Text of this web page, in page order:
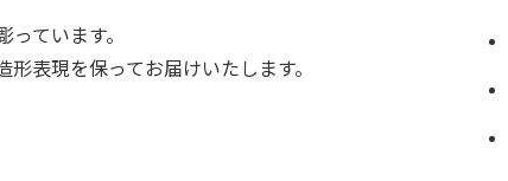
ています。
表現を保ってお届けいたします。